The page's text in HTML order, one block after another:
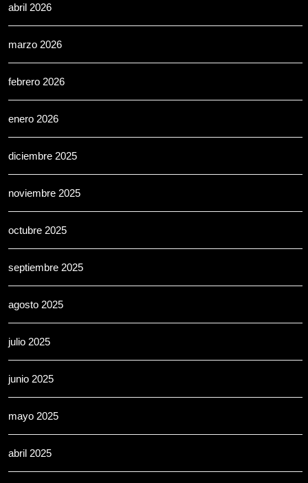
abril 2026
marzo 2026
febrero 2026
enero 2026
diciembre 2025
noviembre 2025
octubre 2025
septiembre 2025
agosto 2025
julio 2025
junio 2025
mayo 2025
abril 2025